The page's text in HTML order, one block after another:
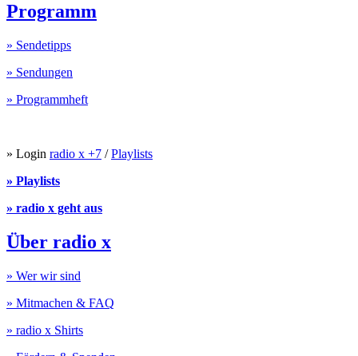
Programm
» Sendetipps
» Sendungen
» Programmheft
» Login radio x +7 /Playlists
» Playlists
» radio x geht aus
Über radio x
» Wer wir sind
» Mitmachen & FAQ
» radio x Shirts